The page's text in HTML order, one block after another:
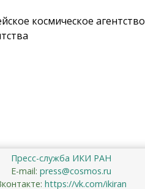
космическое агентство
Пресс-служба ИКИ РАН
E-mail: press@cosmos.ru
https://vk.com/ikiran